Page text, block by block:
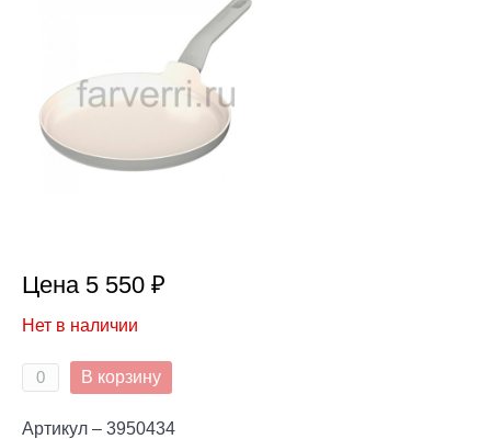
Цена 5 550 ₽
Нет в наличии
В корзину
Артикул – 3950434